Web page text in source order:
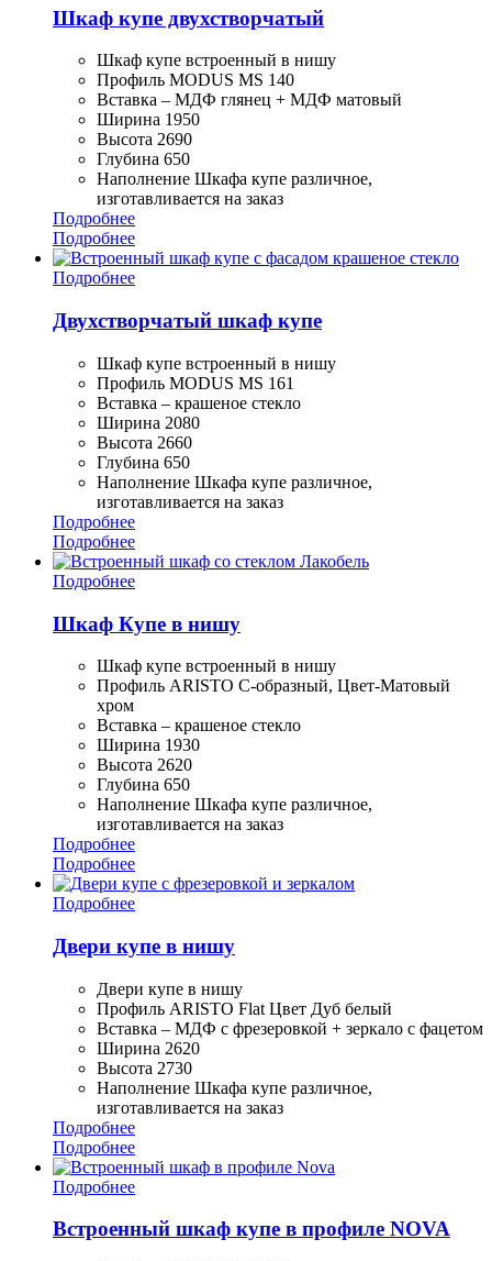
Шкаф купе двухстворчатый
Шкаф купе встроенный в нишу
Профиль MODUS MS 140
Вставка – МДФ глянец + МДФ матовый
Ширина 1950
Высота 2690
Глубина 650
Наполнение Шкафа купе различное,
изготавливается на заказ
Подробнее
Подробнее
Подробнее
Двухстворчатый шкаф купе
Шкаф купе встроенный в нишу
Профиль MODUS MS 161
Вставка – крашеное стекло
Ширина 2080
Высота 2660
Глубина 650
Наполнение Шкафа купе различное,
изготавливается на заказ
Подробнее
Подробнее
Подробнее
Шкаф Купе в нишу
Шкаф купе встроенный в нишу
Профиль ARISTO С-образный, Цвет-Матовый
хром
Вставка – крашеное стекло
Ширина 1930
Высота 2620
Глубина 650
Наполнение Шкафа купе различное,
изготавливается на заказ
Подробнее
Подробнее
Подробнее
Двери купе в нишу
Двери купе в нишу
Профиль ARISTO Flat Цвет Дуб белый
Вставка – МДФ с фрезеровкой + зеркало с фацетом
Ширина 2620
Высота 2730
Наполнение Шкафа купе различное,
изготавливается на заказ
Подробнее
Подробнее
Подробнее
Встроенный шкаф купе в профиле NOVA